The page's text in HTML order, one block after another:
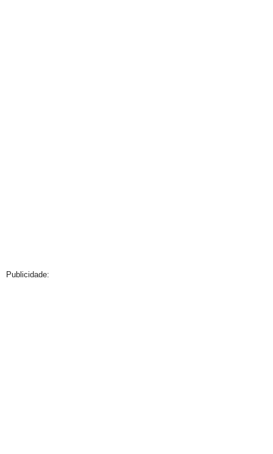
Publicidade: